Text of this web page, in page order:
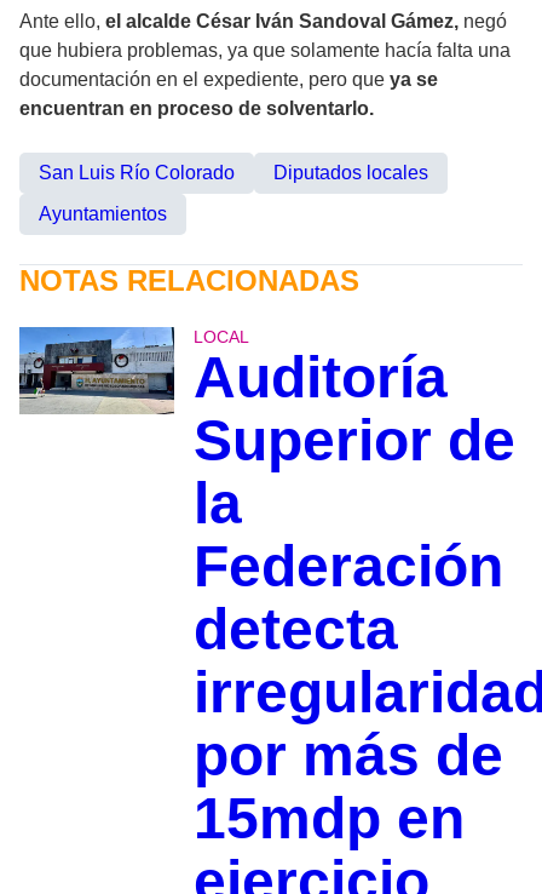
Ante ello, el alcalde César Iván Sandoval Gámez, negó
que hubiera problemas, ya que solamente hacía falta una
documentación en el expediente, pero que ya se
encuentran en proceso de solventarlo.
San Luis Río Colorado
Diputados locales
Ayuntamientos
NOTAS RELACIONADAS
LOCAL
Auditoría
Superior de
la
Federación
detecta
por más de
15mdp en